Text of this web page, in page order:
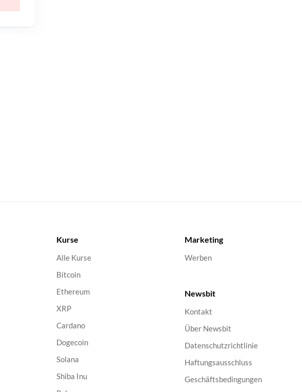
Kurse
Alle Kurse
Bitcoin
Ethereum
XRP
Cardano
Dogecoin
Solana
Shiba Inu
Marketing
Werben
Newsbit
Kontakt
Über Newsbit
Datenschutzrichtlinie
Haftungsausschluss
Geschäftsbedingungen